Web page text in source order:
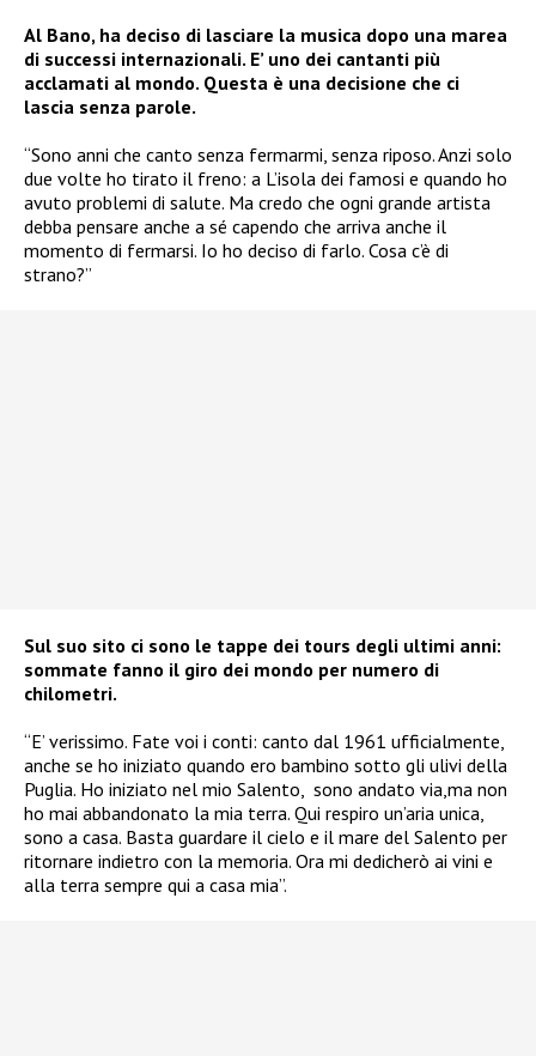
Al Bano, ha deciso di lasciare la musica dopo una marea
di successi internazionali. E’ uno dei cantanti più
acclamati al mondo. Questa è una decisione che ci
lascia senza parole.
“Sono anni che canto senza fermarmi, senza riposo. Anzi solo
due volte ho tirato il freno: a L’isola dei famosi e quando ho
avuto problemi di salute. Ma credo che ogni grande artista
debba pensare anche a sé capendo che arriva anche il
momento di fermarsi. Io ho deciso di farlo. Cosa c’è di
strano?”
Sul suo sito ci sono le tappe dei tours degli ultimi anni:
sommate fanno il giro dei mondo per numero di
chilometri.
“E’ verissimo. Fate voi i conti: canto dal 1961 ufficialmente,
anche se ho iniziato quando ero bambino sotto gli ulivi della
Puglia. Ho iniziato nel mio Salento, sono andato via,ma non
ho mai abbandonato la mia terra. Qui respiro un’aria unica,
sono a casa. Basta guardare il cielo e il mare del Salento per
ritornare indietro con la memoria. Ora mi dedicherò ai vini e
alla terra sempre qui a casa mia”.